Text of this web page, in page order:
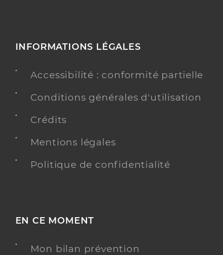
INFORMATIONS LÉGALES
Accessibilité : conformité partielle
Conditions générales d'utilisation
Crédits
Mentions légales
Politique de confidentialité
EN CE MOMENT
Mon bilan prévention